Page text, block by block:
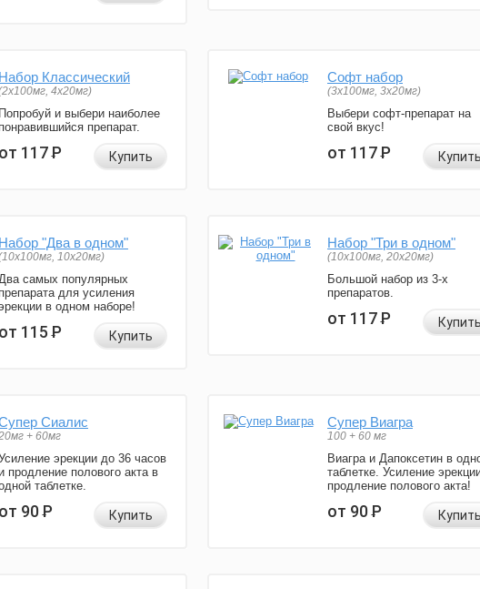
Набор Классический
4x20мг)
Попробуй и выбери наиболее
понравившийся препарат.
от 117Р Купить
Софт набор
(3x100мг, 3x20мг)
Выбери софт-препарат на
свой вкус!
от 117Р Купить
Набор "Два в одном"
10x20мг)
самых популярных
препарата для усиления
в одном наборе!
от 115Р Купить
Набор "Три в одном"
(10x100мг, 20x20мг)
Большой набор из 3-х
препаратов.
от 117Р Купить
Сиалис
+ 60мг
эрекции до 36 часов
и продление полового акта в
таблетке.
от 90Р Купить
Супер Виагра
100 + 60 мг
Виагра и Дапоксетин в
таблетке. Усиление
продление полового акта!
от 90Р Купить